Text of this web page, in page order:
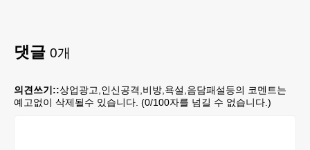
댓글 0개
의견쓰기::상업광고,인신공격,비방,욕설,음담패설등의 코멘트는
예고없이 삭제될수 있습니다. (0/100자를 넘길 수 없습니다.)